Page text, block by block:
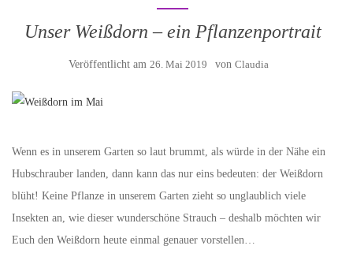
Unser Weißdorn – ein Pflanzenportrait
Veröffentlicht am 26. Mai 2019 von Claudia
Wenn es in unserem Garten so laut brummt, als würde in der Nähe ein
Hubschrauber landen, dann kann das nur eins bedeuten: der Weißdorn
blüht! Keine Pflanze in unserem Garten zieht so unglaublich viele
Insekten an, wie dieser wunderschöne Strauch – deshalb möchten wir
Euch den Weißdorn heute einmal genauer vorstellen…